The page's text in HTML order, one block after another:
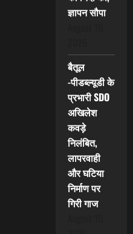
ज्ञापन सौपा
बैतूल
-पीडब्ल्यूडी के
प्रभारी SDO
अखिलेश
कवड़े
निलंबित,
लापरवाही
और घटिया
निर्माण पर
गिरी गाज